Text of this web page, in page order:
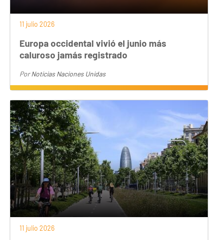
11 julio 2026
Europa occidental vivió el junio más
caluroso jamás registrado
PorNoticias Naciones Unidas
11 julio 2026